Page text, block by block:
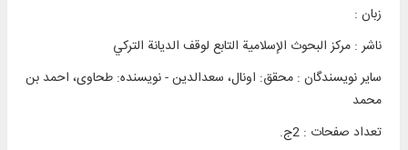
زبان :
ناشر : مرکز البحوث الإسلامیة التابع لوقف الدیانة الترکي
سایر نویسندگان : محقق: اونال، سعدالدین - نویسنده: طحاوی، احمد بن
محمد
تعداد صفحات : 2ج.